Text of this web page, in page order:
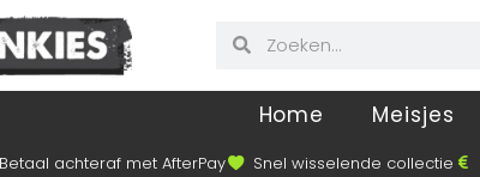
Home Meisjes
Betaal achteraf met AfterPay Snel wisselende collectie